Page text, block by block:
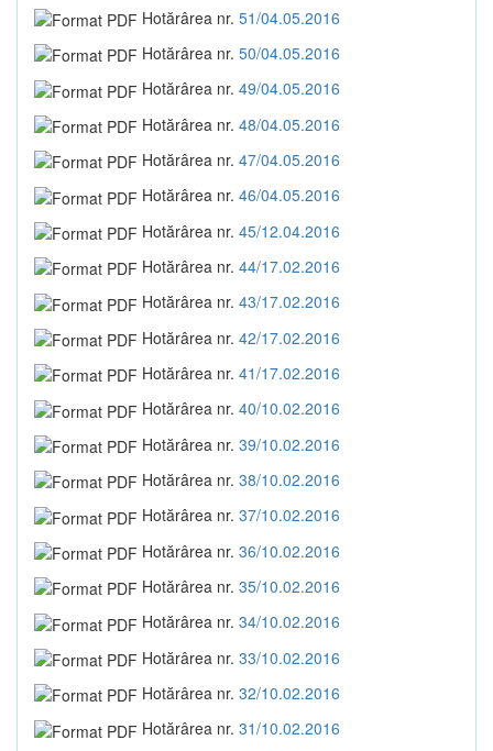
Hotărârea nr. 51/04.05.2016
Hotărârea nr. 50/04.05.2016
Hotărârea nr. 49/04.05.2016
Hotărârea nr. 48/04.05.2016
Hotărârea nr. 47/04.05.2016
Hotărârea nr. 46/04.05.2016
Hotărârea nr. 45/12.04.2016
Hotărârea nr. 44/17.02.2016
Hotărârea nr. 43/17.02.2016
Hotărârea nr. 42/17.02.2016
Hotărârea nr. 41/17.02.2016
Hotărârea nr. 40/10.02.2016
Hotărârea nr. 39/10.02.2016
Hotărârea nr. 38/10.02.2016
Hotărârea nr. 37/10.02.2016
Hotărârea nr. 36/10.02.2016
Hotărârea nr. 35/10.02.2016
Hotărârea nr. 34/10.02.2016
Hotărârea nr. 33/10.02.2016
Hotărârea nr. 32/10.02.2016
Hotărârea nr. 31/10.02.2016